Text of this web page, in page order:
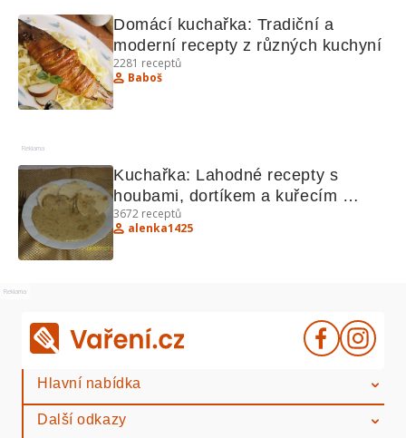
Domácí kuchařka: Tradiční a
moderní recepty z různých kuchyní
2281 receptů
Baboš
Reklama
Kuchařka: Lahodné recepty s
houbami, dortíkem a kuřecím
švejžužu
3672 receptů
alenka1425
Reklama
Hlavní nabídka
Další odkazy